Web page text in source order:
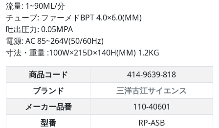
流量: 1~90ML/分
チューブ: ファーメドBPT 4.0×6.0(MM)
吐出圧力: 0.05MPA
電源: AC 85~264V(50/60Hz)
寸法・重量 :100W×215D×140H(MM) 1.2KG
商品コード
414-9639-818
ブランド
三洋古江サイエンス
メーカー品番
110-40601
型番
RP-ASB